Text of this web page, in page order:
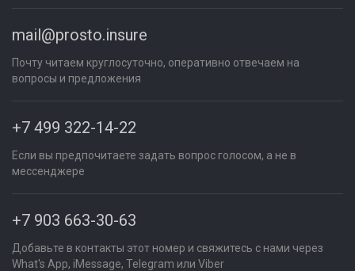
mail@prosto.insure
Почту читаем круглосуточно, оперативно отвечаем на
вопросы и предложения
+7 499 322-14-22
Если вы предпочитаете задать вопрос голосом, а не в
мессенджере
+7 903 663-30-63
Добавьте в контакты этот номер и свяжитесь с нами через
What's App, iMessage, Telegram или Viber